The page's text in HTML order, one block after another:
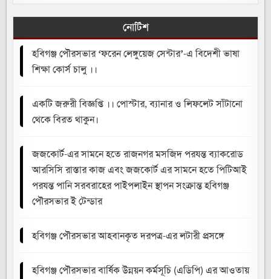
নোটিশ
হবিগঞ্জ পৌরসভার ‘ফরেন লেঙ্গুয়েজ সেন্টার’-এ বিদেশী ভাষা
শিক্ষা কোর্স চালু ।।
একটি জরুরী বিজ্ঞপ্তি ।। পোস্টার, ব্যানার ও লিফলেট সাঁটানো
থেকে বিরত থাকুন।
জজকোর্ট-এর সামনে হতে রাজনগর মসজিদ পরযন্ত ব্যাকরোড
আরসিসি রাস্তার কাজ এবং জজকোর্ট এর সামনে হতে পিটিআই
পরযন্ত পানি সরবরাহের পাইপলাইন স্থাপন সংক্রান্ত হবিগঞ্জ
পৌরসভার ই টেন্ডার
হবিগঞ্জ পৌরসভার আহবানকৃত দরপত্র-এর লটারী প্রসঙ্গে
হবিগঞ্জ পৌরসভার বার্ষিক উন্নয়ন কর্মসূচি (এডিপি) এর আওতায়